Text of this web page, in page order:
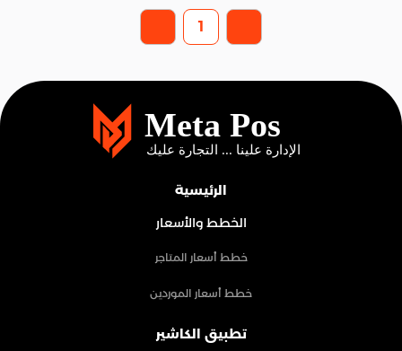
1
الرئيسية
الخطط والأسعار
خطط أسعار المتاجر
خطط أسعار الموردين
تطبيق الكاشير